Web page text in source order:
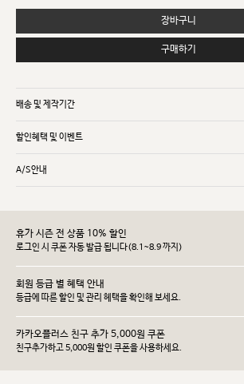
장바구니
구매하기
배송 및 제작기간
할인혜택 및 이벤트
A/S안내
휴가 시즌 전 상품 10% 할인
로그인 시 쿠폰 자동 발급 됩니다(8.1~8.9 까지)
회원 등급 별 혜택 안내
등급에 따른 할인 및 관리 헤택을 확인해 보세요.
카카오플러스 친구 추가 5,000원 쿠폰
친구추가하고 5,000원 할인 쿠폰을 사용하세요.